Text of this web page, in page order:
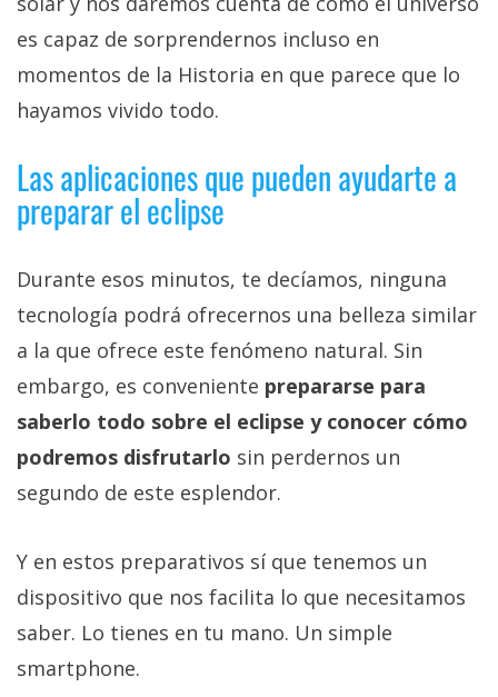
es capaz de sorprendernos incluso en
momentos de la Historia en que parece que lo
hayamos vivido todo.
Las aplicaciones que pueden ayudarte a
preparar el eclipse
Durante esos minutos, te decíamos, ninguna
tecnología podrá ofrecernos una belleza similar
a la que ofrece este fenómeno natural. Sin
embargo, es conveniente prepararse para
saberlo todo sobre el eclipse y conocer cómo
podremos disfrutarlo sin perdernos un
segundo de este esplendor.
Y en estos preparativos sí que tenemos un
dispositivo que nos facilita lo que necesitamos
saber. Lo tienes en tu mano. Un simple
smartphone.